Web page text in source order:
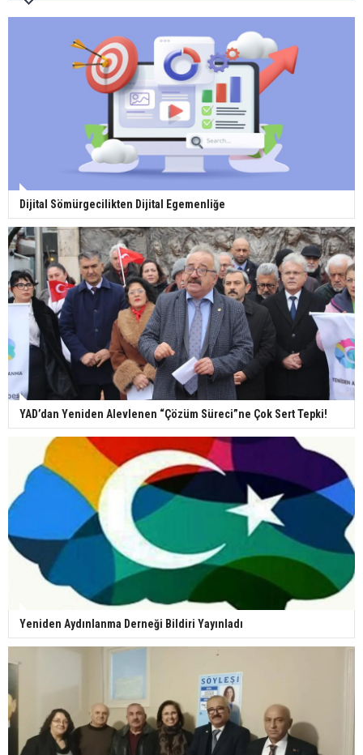
Dijital Sömürgecilikten Dijital Egemenliğe
YAD’dan Yeniden Alevlenen “Çözüm Süreci”ne Çok Sert Tepki!
Yeniden Aydınlanma Derneği Bildiri Yayınladı